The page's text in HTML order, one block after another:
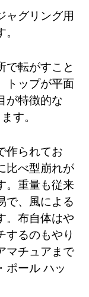
ャグリング用
で転がすこと
トップが平面
が特徴的な
す。
作られてお
比べ型崩れが
。重量も従来
で、風による
。布自体はや
するのもやり
マチュアまで
ポール ハッ